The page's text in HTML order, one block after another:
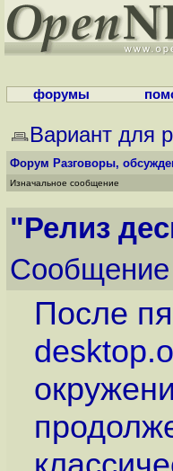
форумы
Вариант для
Форум Разговоры,
Изначальное сообщение
"Релиз
Сообщение
После